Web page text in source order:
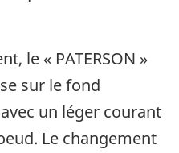
le « PATERSON »
sur le fond
un léger courant
Le changement